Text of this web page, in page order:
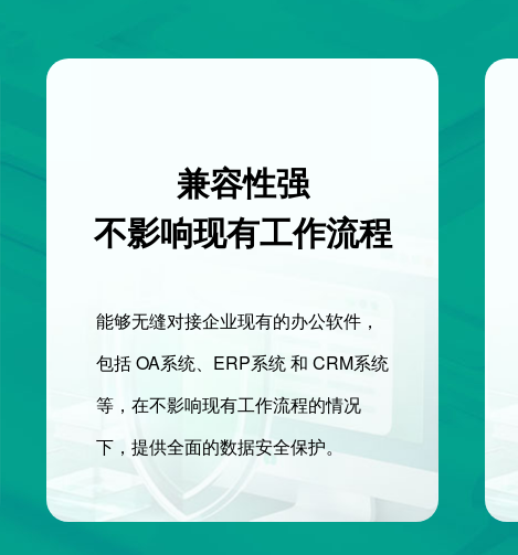
兼容性强
不影响现有工作流程
能够无缝对接企业现有的办公软件，
包括 OA系统、ERP系统 和 CRM系统
等，在不影响现有工作流程的情况
下，提供全面的数据安全保护。